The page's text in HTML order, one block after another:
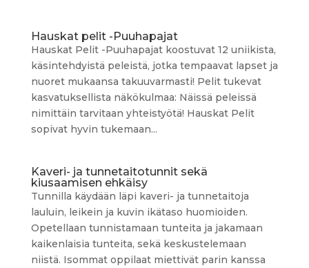
Hauskat pelit -Puuhapajat
Hauskat Pelit -Puuhapajat koostuvat 12 uniikista,
käsintehdyistä peleistä, jotka tempaavat lapset ja
nuoret mukaansa takuuvarmasti! Pelit tukevat
kasvatuksellista näkökulmaa: Näissä peleissä
nimittäin tarvitaan yhteistyötä! Hauskat Pelit
sopivat hyvin tukemaan...
Kaveri- ja tunnetaitotunnit sekä
kiusaamisen ehkäisy
Tunnilla käydään läpi kaveri- ja tunnetaitoja
lauluin, leikein ja kuvin ikätaso huomioiden.
Opetellaan tunnistamaan tunteita ja jakamaan
kaikenlaisia tunteita, sekä keskustelemaan
niistä. Isommat oppilaat miettivät parin kanssa